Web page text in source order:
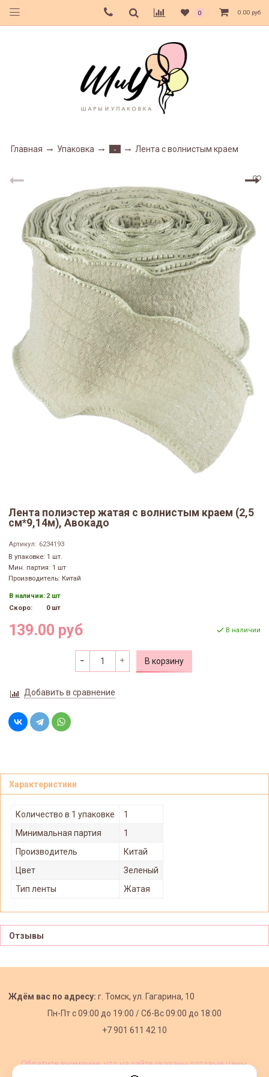
0 0.00 руб
Главная Упаковка - Лента с волнистым краем
Лента полиэстер жатая с волнистым краем (2,5
см*9,14м), Авокадо
Артикул: 6234193
В упаковке: 1 шт.
Мин. партия: 1 шт
Производитель: Китай
В наличии: 2 шт
Скоро:
0 шт
139.00 руб В наличии
В корзину
Добавить в сравнение
Характеристики
Количество в 1 упаковке
1
Минимальная партия
1
Производитель
Китай
Цвет
Зеленый
Тип ленты
Жатая
Отзывы
Ждём вас по адресу: г. Томск, ул. Гагарина, 10
Пн-Пт с09:00 до 19:00 /Сб-Вс 09:00 до 18:00
+7 901 611 42 10
Обратите внимание, что на сайте указаны оптовые цены,